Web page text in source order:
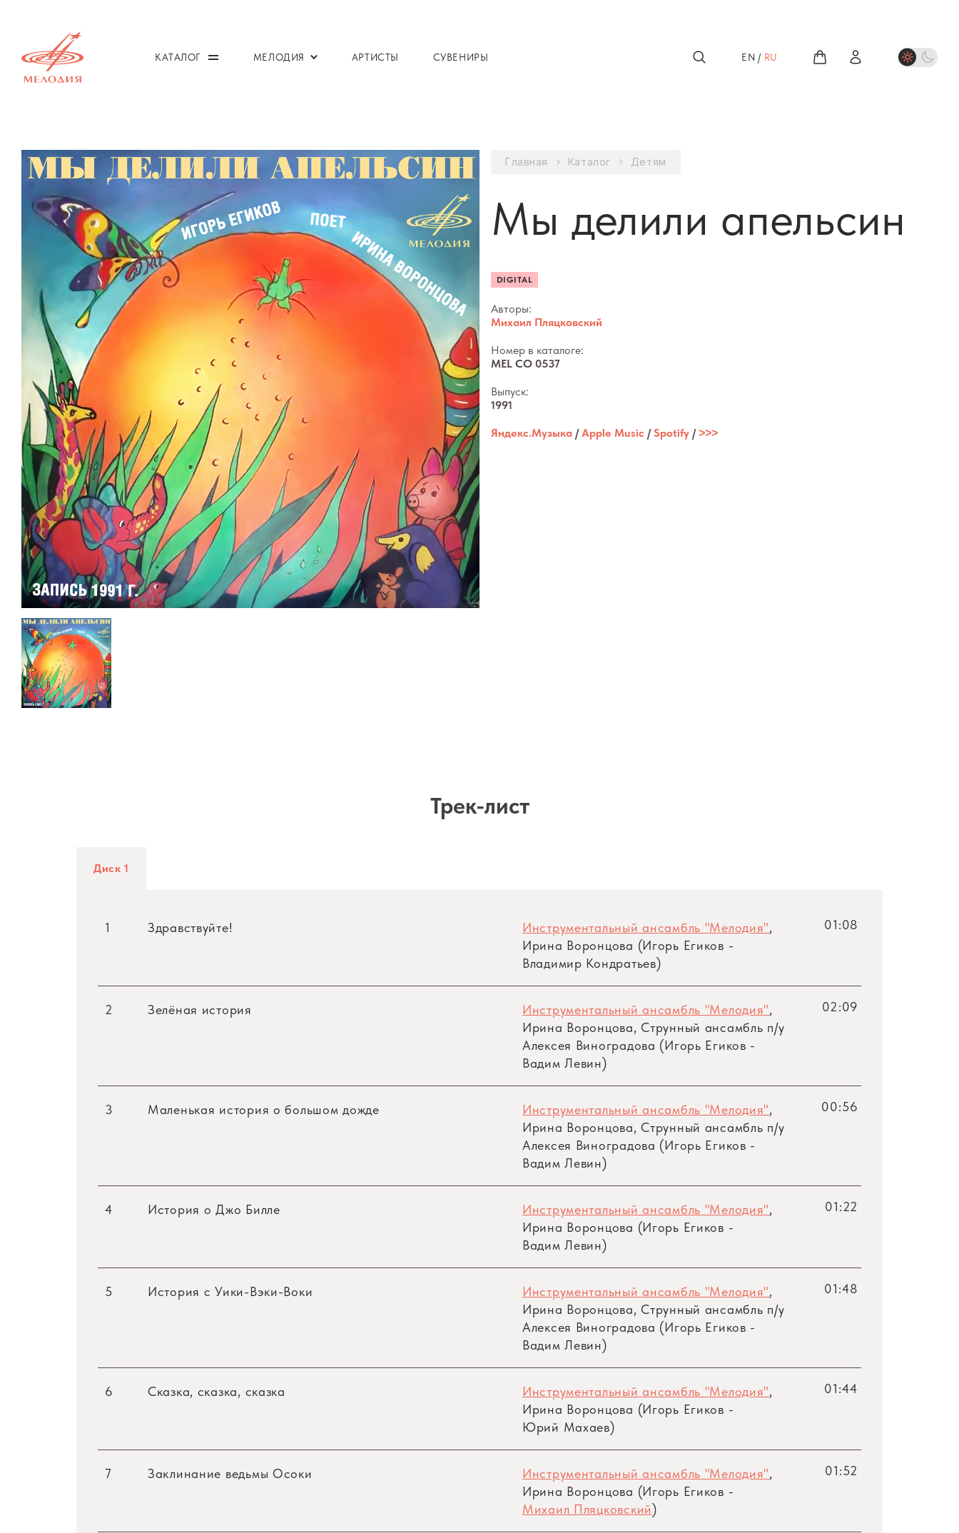
КАТАЛОГ МЕЛОДИЯ АРТИСТЫ СУВЕНИРЫ EN / RU
Главная Каталог Детям
Мы делили апельсин
DIGITAL
Авторы:
Михаил Пляцковский
Номер в каталоге:
MEL CO 0537
Выпуск:
1991
Яндекс.Музыка /Apple Music /Spotify /˃˃˃
Трек-лист
Диск 1
1 Здравствуйте! Инструментальный ансамбль "Мелодия",
Ирина Воронцова (Игорь Егиков -
Владимир Кондратьев)
01:08
2 Зелёная история Инструментальный ансамбль "Мелодия",
Ирина Воронцова, Струнный ансамбль п/у
Алексея Виноградова (Игорь Егиков -
Вадим Левин)
02:09
3 Маленькая история о большом дожде Инструментальный ансамбль "Мелодия",
Ирина Воронцова, Струнный ансамбль п/у
Алексея Виноградова (Игорь Егиков -
Вадим Левин)
00:56
4 История о Джо Билле Инструментальный ансамбль "Мелодия",
Ирина Воронцова (Игорь Егиков -
Вадим Левин)
01:22
5 История с Уики-Вэки-Воки Инструментальный ансамбль "Мелодия",
Ирина Воронцова, Струнный ансамбль п/у
Алексея Виноградова (Игорь Егиков -
Вадим Левин)
01:48
6 Сказка, сказка, сказка Инструментальный ансамбль "Мелодия",
Ирина Воронцова (Игорь Егиков -
Юрий Махаев)
01:44
7 Заклинание ведьмы Осоки Инструментальный ансамбль "Мелодия",
Ирина Воронцова (Игорь Егиков -
Михаил Пляцковский)
01:52